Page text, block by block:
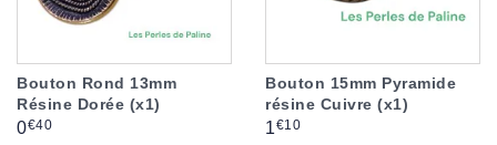
Bouton Rond 13mm
Résine Dorée (x1)
Prix
0€40
Bouton 15mm Pyramide
résine Cuivre (x1)
Prix
1€10